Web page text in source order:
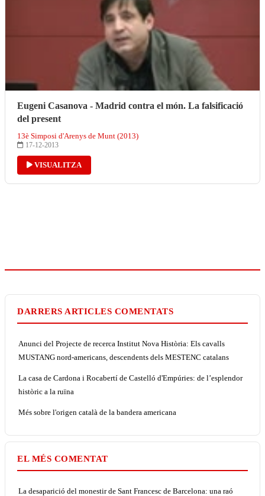
Eugeni Casanova - Madrid contra el món. La falsificació
del present
13è Simposi d'Arenys de Munt (2013)
17-12-2013
VISUALITZA
DARRERS ARTICLES COMENTATS
Anunci del Projecte de recerca Institut Nova Història: Els cavalls
MUSTANG nord-americans, descendents dels MESTENC catalans
La casa de Cardona i Rocabertí de Castelló d'Empúries: de l’esplendor
històric a la ruïna
Més sobre l'origen català de la bandera americana
EL MÉS COMENTAT
La desaparició del monestir de Sant Francesc de Barcelona: una raó